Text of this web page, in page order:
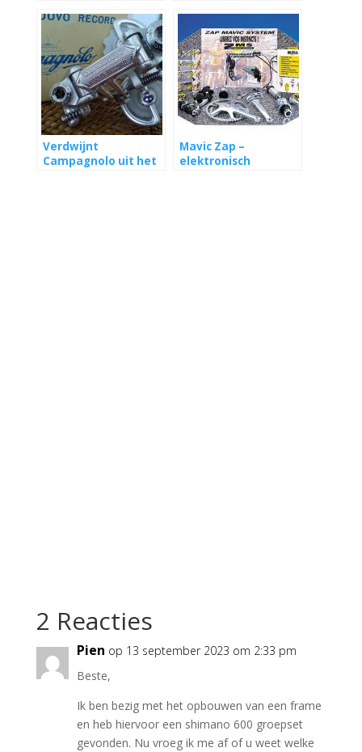
Verdwijnt
Campagnolo uit het
Mavic Zap –
elektronisch
2 Reacties
Pien op 13 september 2023 om 2:33 pm
Beste,
Ik ben bezig met het opbouwen van een frame
en heb hiervoor een shimano 600 groepset
gevonden. Nu vroeg ik me af of u weet welke